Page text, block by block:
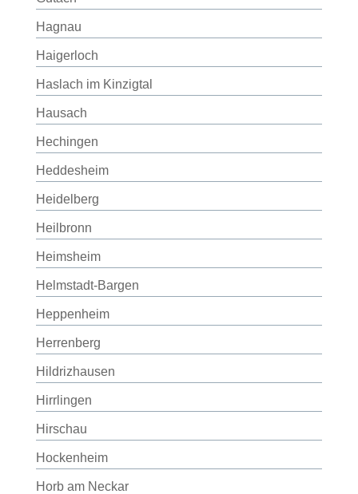
Hagnau
Haigerloch
Haslach im Kinzigtal
Hausach
Hechingen
Heddesheim
Heidelberg
Heilbronn
Heimsheim
Helmstadt-Bargen
Heppenheim
Herrenberg
Hildrizhausen
Hirrlingen
Hirschau
Hockenheim
Horb am Neckar